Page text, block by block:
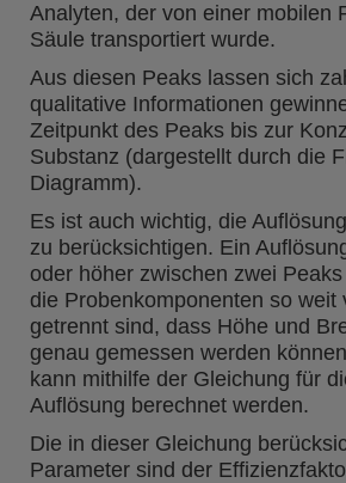
Analyten, der von einer mobilen
Säule transportiert wurde.
Aus diesen Peaks lassen sich
qualitative Informationen
Zeitpunkt des Peaks bis zur
Substanz (dargestellt durch die
Diagramm).
Es ist auch wichtig, die
zu berücksichtigen. Ein
oder höher zwischen zwei
die Probenkomponenten so weit
getrennt sind, dass Höhe und
genau gemessen werden
kann mithilfe der Gleichung für
Auflösung berechnet werden.
Die in dieser Gleichung
Parameter sind der